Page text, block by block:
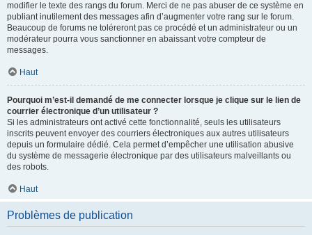
modifier le texte des rangs du forum. Merci de ne pas abuser de ce système en
publiant inutilement des messages afin d’augmenter votre rang sur le forum.
Beaucoup de forums ne toléreront pas ce procédé et un administrateur ou un
modérateur pourra vous sanctionner en abaissant votre compteur de
messages.
Haut
Pourquoi m’est-il demandé de me connecter lorsque je clique sur le lien de
courrier électronique d’un utilisateur ?
Si les administrateurs ont activé cette fonctionnalité, seuls les utilisateurs
inscrits peuvent envoyer des courriers électroniques aux autres utilisateurs
depuis un formulaire dédié. Cela permet d’empêcher une utilisation abusive
du système de messagerie électronique par des utilisateurs malveillants ou
des robots.
Haut
Problèmes de publication